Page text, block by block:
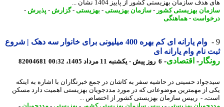
سازمان بهزیستی کشور از پاییز 1404 نشان ...
بهزیستی کشور-سازمان بهزیستی-بهزیستی-گزارش -پذیرش-
-هماهنگی
وام یارانه ای کم بهره 400 میلیونی برای خانوار سه دهک | شروع
نام وام یارانه ای
-اقتصادی-6 روز پیش - یکشنبه 11 مرداد 1405، 00:32 82004681
حسینی در حاشیه سفر به کاشان در جمع خبرنگاران با اشاره به اینکه
از مهمترین موضوعاتی که در مورد مددجویان بهزیستی اهمیت دارد مسکن
- رییس سازمان بهزیستی کشور از اختصاص ...